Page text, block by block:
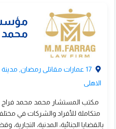
17 عمارات مقاتلى رمضان,
الاهلى
مكتب المستشار محمد محمد فراج
متكاملة للأفراد والشركات في
بالقضايا الجنائية، المدنية،